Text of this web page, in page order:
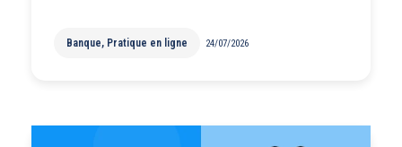
Banque, Pratique en ligne 24/07/2026